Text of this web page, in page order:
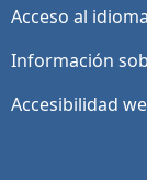
Acceso al idioma
Información
Accesibilidad